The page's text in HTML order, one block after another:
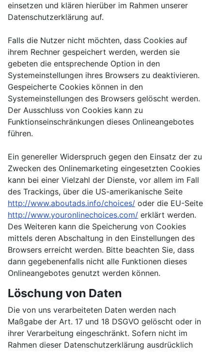
einsetzen und klären hierüber im Rahmen unserer
Datenschutzerklärung auf.
Falls die Nutzer nicht möchten, dass Cookies auf
ihrem Rechner gespeichert werden, werden sie
gebeten die entsprechende Option in den
Systemeinstellungen ihres Browsers zu deaktivieren.
Gespeicherte Cookies können in den
Systemeinstellungen des Browsers gelöscht werden.
Der Ausschluss von Cookies kann zu
Funktionseinschränkungen dieses Onlineangebotes
führen.
Ein genereller Widerspruch gegen den Einsatz der zu
Zwecken des Onlinemarketing eingesetzten Cookies
kann bei einer Vielzahl der Dienste, vor allem im Fall
des Trackings, über die US-amerikanische Seite
http://www.aboutads.info/choices/ oder die EU-Seite
http://www.youronlinechoices.com/ erklärt werden.
Des Weiteren kann die Speicherung von Cookies
mittels deren Abschaltung in den Einstellungen des
Browsers erreicht werden. Bitte beachten Sie, dass
dann gegebenenfalls nicht alle Funktionen dieses
Onlineangebotes genutzt werden können.
Löschung von Daten
Die von uns verarbeiteten Daten werden nach
Maßgabe der Art. 17 und 18 DSGVO gelöscht oder in
ihrer Verarbeitung eingeschränkt. Sofern nicht im
Rahmen dieser Datenschutzerklärung ausdrücklich